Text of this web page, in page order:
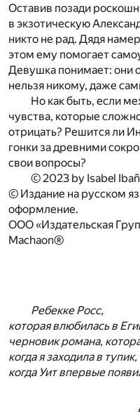
Оставив позади
в экзотическую
никто не рад. Дядя
этом ему помогает
Девушка понимает: они
нельзя никому, даже
Но как быть, если
чувства, которые
отрицать? Решится ли
гонки за древними
свои вопросы?
© 2023 by Isabel
© Издание на русском
оформление.
ООО «Издательская
Machaon®
Ребекке Росс,
которая влюбилась в
черновик романа,
когда я заходила в
когда Уит впервые